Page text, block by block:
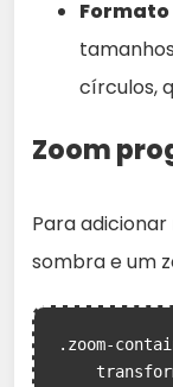
círculos,
Zoom
Para
sombra e um
.zoom-